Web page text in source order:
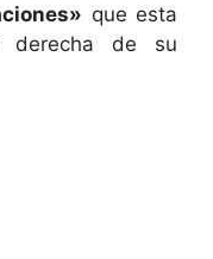
que esta
derecha de su